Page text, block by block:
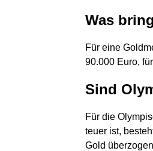
Was
Für eine
90.000 Euro,
Sind
Für die
teuer ist,
Gold